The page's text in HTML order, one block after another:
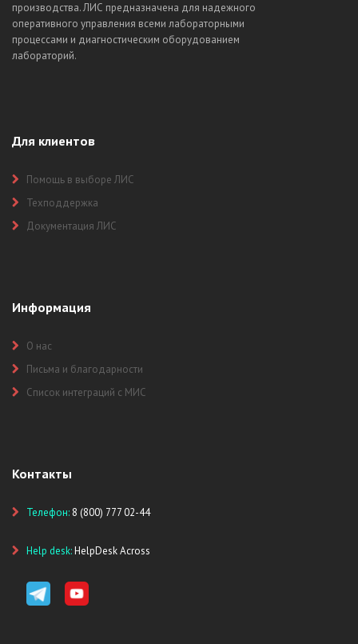
производства. ЛИС предназначена для надежного
оперативного управления всеми лабораторными
процессами и диагностическим оборудованием
лабораторий.
Для клиентов
Помощь в выборе ЛИС
Техподдержка
Документация ЛИС
Информация
О нас
Письма и благодарности
Список интеграций с МИС
Контакты
Телефон: 8 (800) 777 02-44
Help desk:HelpDesk Across